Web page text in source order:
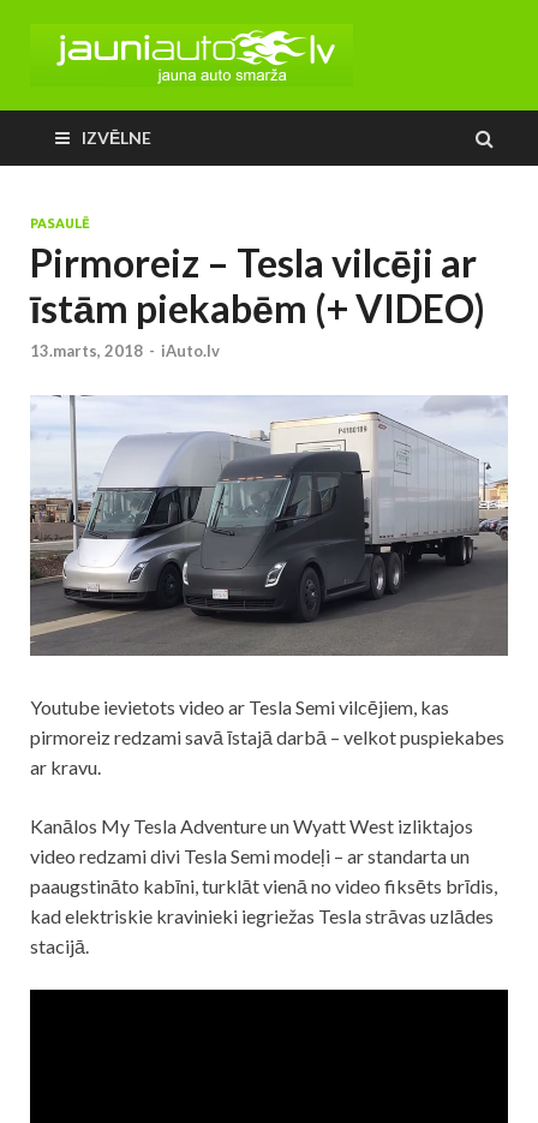
IZVĒLNE
PASAULĒ
Pirmoreiz – Tesla vilcēji ar
īstām piekabēm (+ VIDEO)
13.marts, 2018 - iAuto.lv
Youtube ievietots video ar Tesla Semi vilcējiem, kas
pirmoreiz redzami savā īstajā darbā – velkot puspiekabes
ar kravu.
Kanālos My Tesla Adventure un Wyatt West izliktajos
video redzami divi Tesla Semi modeļi – ar standarta un
paaugstināto kabīni, turklāt vienā no video fiksēts brīdis,
kad elektriskie kravinieki iegriežas Tesla strāvas uzlādes
stacijā.